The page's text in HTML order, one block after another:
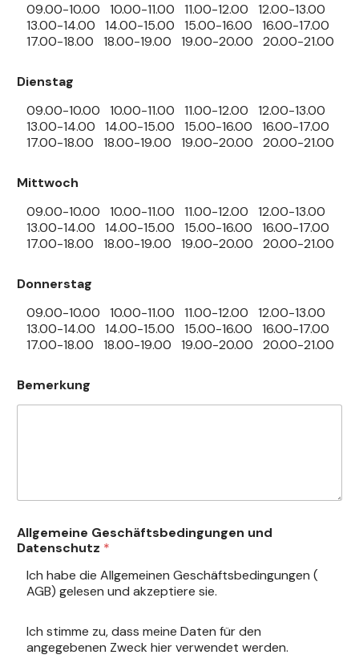
09.00-10.00
10.00-11.00 11.00-12.00
12.00-13.00
13.00-14.00
14.00-15.00 15.00-16.00
16.00-17.00
17.00-18.00
18.00-19.00 19.00-20.00 20.00-21.00
Dienstag
09.00-10.00
10.00-11.00 11.00-12.00
12.00-13.00
13.00-14.00
14.00-15.00 15.00-16.00
16.00-17.00
17.00-18.00
18.00-19.00 19.00-20.00 20.00-21.00
Mittwoch
09.00-10.00
10.00-11.00 11.00-12.00
12.00-13.00
13.00-14.00
14.00-15.00 15.00-16.00
16.00-17.00
17.00-18.00
18.00-19.00 19.00-20.00 20.00-21.00
Donnerstag
09.00-10.00
10.00-11.00 11.00-12.00
12.00-13.00
13.00-14.00
14.00-15.00 15.00-16.00
16.00-17.00
17.00-18.00
18.00-19.00 19.00-20.00 20.00-21.00
Bemerkung
Allgemeine Geschäftsbedingungen und
Datenschutz *
Ich habe die Allgemeinen Geschäftsbedingungen (
AGB) gelesen und akzeptiere sie.
Ich stimme zu, dass meine Daten für den
angegebenen Zweck hierverwendet werden.